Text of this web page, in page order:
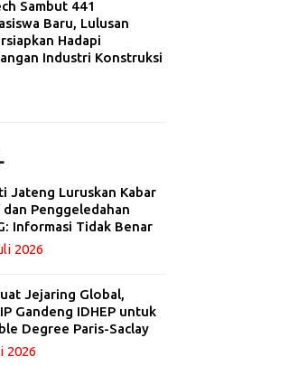
Sambut 441
Baru, Lulusan
Hadapi
Industri Konstruksi
Jateng Luruskan Kabar
dan Penggeledahan
Informasi Tidak Benar
2026
Jejaring Global,
Gandeng IDHEP untuk
Degree Paris-Saclay
2026